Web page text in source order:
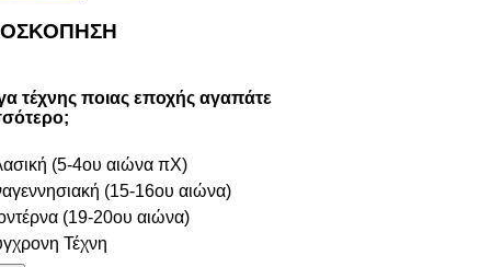
τέχνης ποιας εποχής αγαπάτε
(5-4ου αιώνα πΧ)
(15-16ου αιώνα)
(19-20ου αιώνα)
Τέχνη